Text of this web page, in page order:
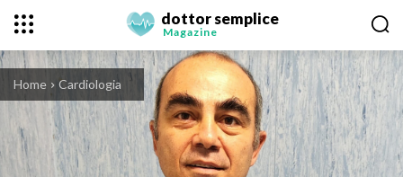
dottor semplice
Magazine
Home Cardiologia